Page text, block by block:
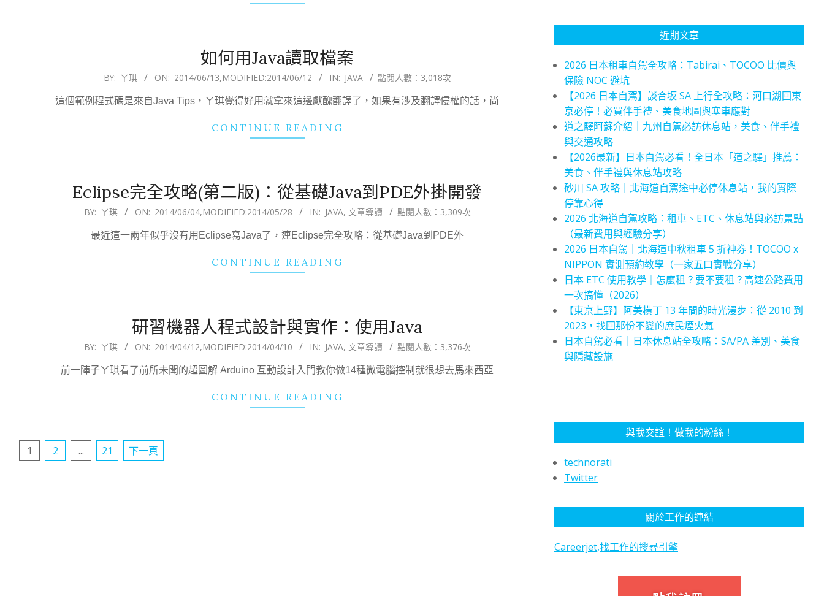
如何用Java讀取檔案
BY: ㄚ琪 ON: 2014/06/13,MODIFIED:2014/06/12 IN: JAVA 點閱人數：3,018次
這個範例程式碼是來自Java Tips，ㄚ琪覺得好用就拿來這邊獻醜翻譯了，如果有涉及翻譯侵權的話，尚
CONTINUE READING
Eclipse完全攻略(第二版)：從基礎Java到PDE外掛開發
BY: ㄚ琪 ON: 2014/06/04,MODIFIED:2014/05/28 IN: JAVA, 文章導讀 點閱人數：3,309次
最近這一兩年似乎沒有用Eclipse寫Java了，連Eclipse完全攻略：從基礎Java到PDE外
CONTINUE READING
研習機器人程式設計與實作：使用Java
BY: ㄚ琪 ON: 2014/04/12,MODIFIED:2014/04/10 IN: JAVA, 文章導讀 點閱人數：3,376次
前一陣子ㄚ琪看了前所未聞的超圖解 Arduino 互動設計入門教你做14種微電腦控制就很想去馬來西亞
CONTINUE READING
文1 2 ... 21 下一頁
近期文章
2026 日本租車自駕全攻略：Tabirai、TOCOO 比價與
保險 NOC 避坑
【2026 日本自駕】談合坂 SA 上行全攻略：河口湖回東
京必停！必買伴手禮、美食地圖與塞車應對
道之驛阿蘇介紹｜九州自駕必訪休息站，美食、伴手禮
與交通攻略
【2026最新】日本自駕必看！全日本「道之驛」推薦：
美食、伴手禮與休息站攻略
砂川 SA 攻略｜北海道自駕途中必停休息站，我的實際
停靠心得
2026 北海道自駕攻略：租車、ETC、休息站與必訪景點
（最新費用與經驗分享）
2026 日本自駕｜北海道中秋租車 5 折神券！TOCOO x
NIPPON 實測預約教學（一家五口實戰分享）
日本 ETC 使用教學｜怎麼租？要不要租？高速公路費用
一次搞懂（2026）
【東京上野】阿美橫丁 13 年間的時光漫步：從 2010 到
2023，找回那份不變的庶民煙火氣
日本自駕必看｜日本休息站全攻略：SA/PA 差別、美食
與隱藏設施
與我交誼！做我的粉絲！
technorati
Twitter
關於工作的連結
Careerjet,找工作的搜尋引擎